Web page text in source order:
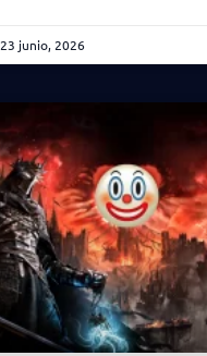
23 junio, 2026